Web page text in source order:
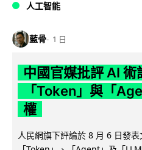
人工智能
藍骨 1 日
中國官媒批評 AI
「Token」與「
權
人民網旗下評論於 8 月 6 日發